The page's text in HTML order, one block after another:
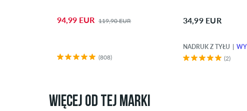
94,99 EUR 119,90 EUR
(808)
34,99 EUR
NADRUK Z TYŁU
(2)
WIĘCEJ OD TEJ MARKI